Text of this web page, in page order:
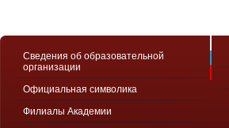
Сведения об образовательной
организации
Официальная символика
Филиалы Академии